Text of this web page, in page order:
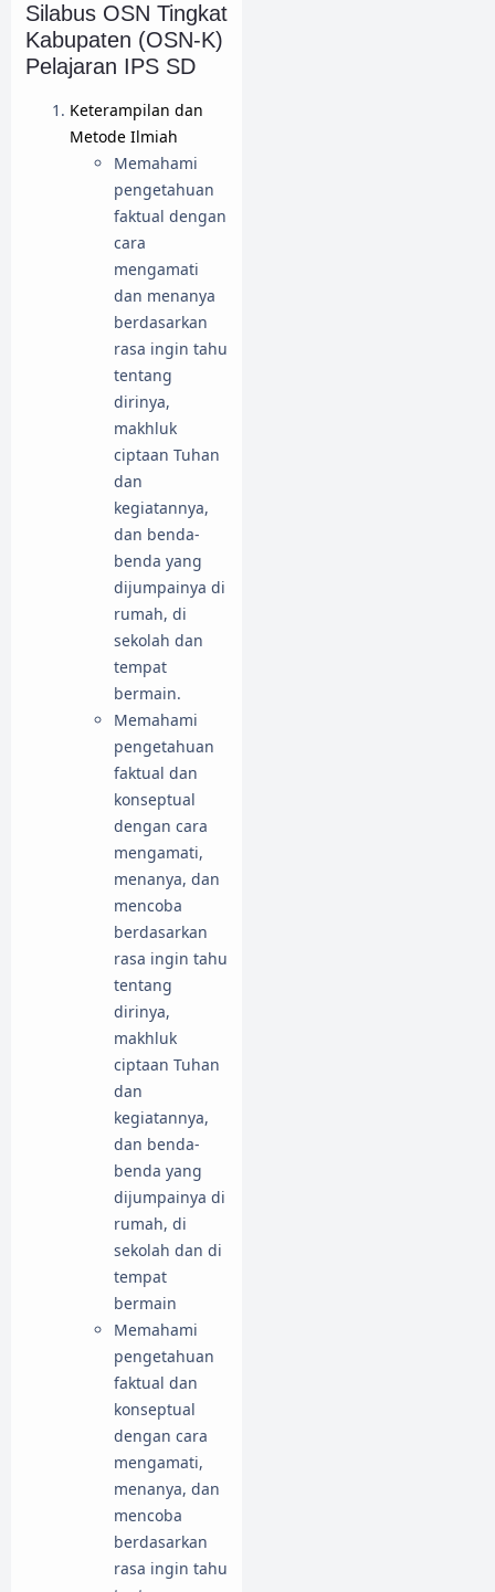
Silabus OSN Tingkat
Kabupaten (OSN-K)
Pelajaran IPS SD
Keterampilan dan
Metode Ilmiah
Memahami
pengetahuan
faktual dengan
cara
mengamati
dan menanya
berdasarkan
rasa ingin tahu
tentang
dirinya,
makhluk
ciptaan Tuhan
dan
kegiatannya,
dan benda-
benda yang
dijumpainya di
rumah, di
sekolah dan
tempat
bermain.
Memahami
pengetahuan
faktual dan
konseptual
dengan cara
mengamati,
menanya, dan
mencoba
berdasarkan
rasa ingin tahu
tentang
dirinya,
makhluk
ciptaan Tuhan
dan
kegiatannya,
dan benda-
benda yang
dijumpainya di
rumah, di
sekolah dan di
tempat
bermain
Memahami
pengetahuan
faktual dan
konseptual
dengan cara
mengamati,
menanya, dan
mencoba
berdasarkan
rasa ingin tahu